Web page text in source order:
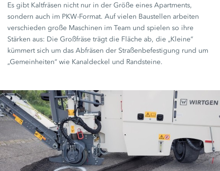
Es gibt Kaltfräsen nicht nur in der Größe eines Apartments,
sondern auch im PKW-Format. Auf vielen Baustellen arbeiten
verschieden große Maschinen im Team und spielen so ihre
Stärken aus: Die Großfräse trägt die Fläche ab, die „Kleine“
kümmert sich um das Abfräsen der Straßenbefestigung rund um
„Gemeinheiten“ wie Kanaldeckel und Randsteine.